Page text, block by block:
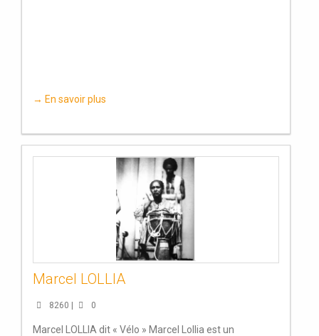
→ En savoir plus
Marcel LOLLIA
8260 | 0
Marcel LOLLIA dit « Vélo » Marcel Lollia est un